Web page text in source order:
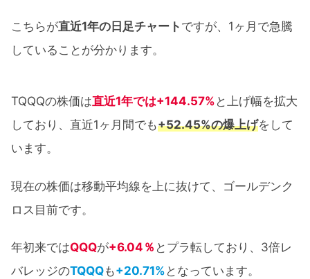
こちらが直近1年の日足チャート ですが、1ヶ月で急騰
していることが分かります。
TQQQの株価は直近1年では+144.57% と上げ幅を拡大
しており、直近1ヶ月間でも+52.45%の爆上げをして
います。
現在の株価は移動平均線を上に抜けて、ゴールデンク
ロス目前です。
年初来ではQQQが+6.04％ とプラ転しており、3倍レ
バレッジのTQQQも+20.71% となっています。